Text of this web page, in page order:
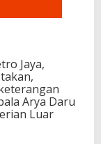
Jaya,
Arya Daru
Luar